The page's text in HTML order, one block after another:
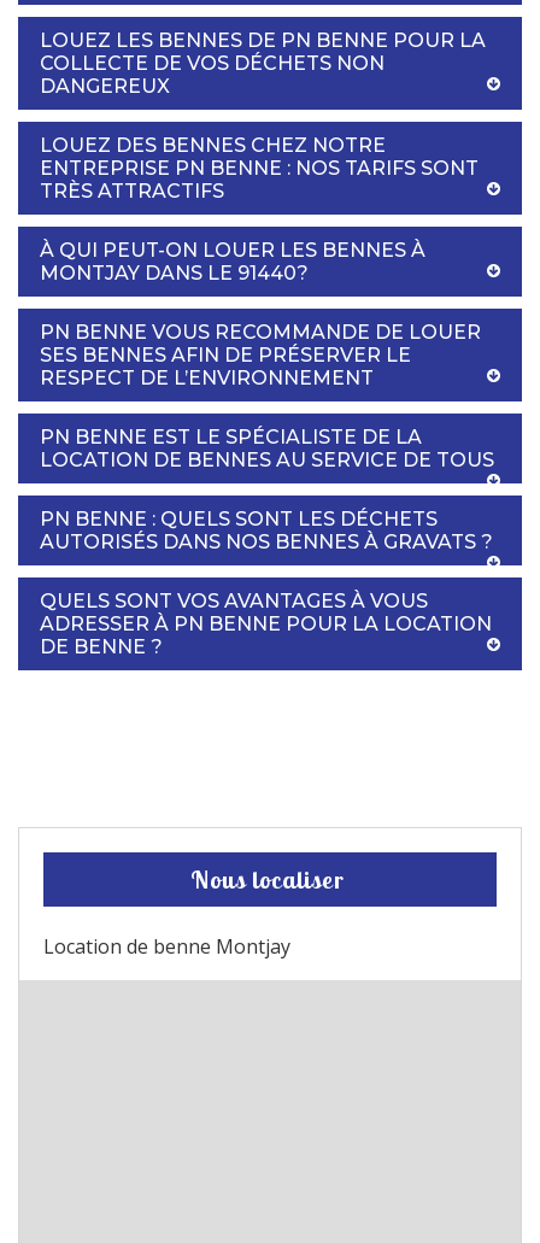
LOUEZ LES BENNES DE PN BENNE POUR LA
COLLECTE DE VOS DÉCHETS NON
DANGEREUX
LOUEZ DES BENNES CHEZ NOTRE
ENTREPRISE PN BENNE : NOS TARIFS SONT
TRÈS ATTRACTIFS
À QUI PEUT-ON LOUER LES BENNES À
MONTJAY DANS LE 91440?
PN BENNE VOUS RECOMMANDE DE LOUER
SES BENNES AFIN DE PRÉSERVER LE
RESPECT DE L’ENVIRONNEMENT
PN BENNE EST LE SPÉCIALISTE DE LA
LOCATION DE BENNES AU SERVICE DE TOUS
PN BENNE : QUELS SONT LES DÉCHETS
AUTORISÉS DANS NOS BENNES À GRAVATS ?
QUELS SONT VOS AVANTAGES À VOUS
ADRESSER À PN BENNE POUR LA LOCATION
DE BENNE ?
Nous localiser
Location de benne Montjay